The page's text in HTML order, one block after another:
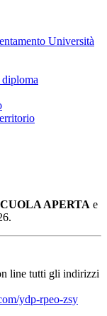
Università
APERTA e
line tutti gli indirizzi
ydp-rpeo-zsy